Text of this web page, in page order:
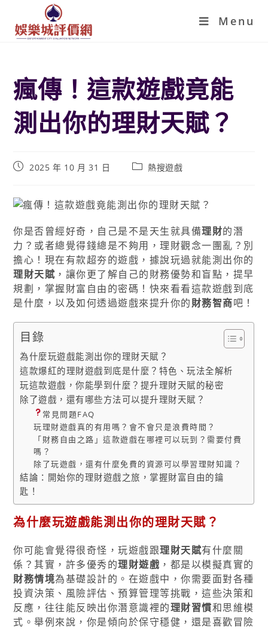
Menu
瘋傳！這款遊戲竟能
測出你的理財天賦？
2025 年 10 月 31 日 熱搜遊戲
你是否曾經好奇，自己是不是天生就具備理財的潛
力？或者總覺得錢總是不夠用，理財觀念一團亂？別
擔心！現在有款超夯的遊戲，據說玩過就能測出你的
理財天賦 ，讓你更了解自己的財務優勢和盲點，提早
規劃，掌握財富自由的密碼！快來看看這款遊戲到底
是什麼，以及如何透過遊戲來提升你的財務智商吧！
目錄
為什麼玩遊戲能測出你的理財天賦？
這款爆紅的理財遊戲到底是什麼？特色、玩法全解析
玩這款遊戲，你能學到什麼？提升理財天賦的秘密
除了遊戲，還有哪些方法可以提升理財天賦？
常見問題FAQ
玩理財遊戲真的有用嗎？會不會只是浪費時間？
「財務自由之路」這款遊戲在哪裡可以玩到？需要付費
嗎？
除了玩遊戲，還有什麼免費的資源可以學習理財知識？
結論：開始你的理財遊戲之旅，掌握財富自由的鑰
匙！
為什麼玩遊戲能測出你的理財天賦 ？
你可能會覺得很奇怪，玩遊戲跟理財天賦有什麼關
係？其實，許多優秀的理財遊戲 ，都是以模擬真實的
財務情境為基礎設計的。在遊戲中，你需要面對各種
投資決策、風險評估、預算管理等挑戰，這些決策和
反應，往往能反映出你潛意識裡的理財習慣和思維模
式。舉例來說，你是傾向於保守穩健，還是喜歡冒險